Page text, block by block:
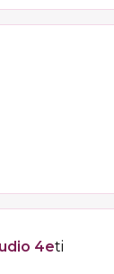
4eti